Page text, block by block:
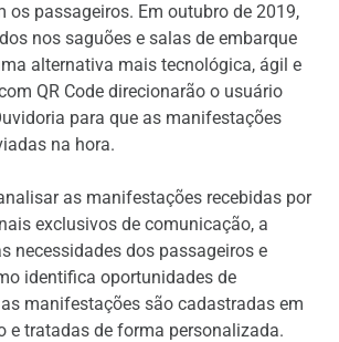
os passageiros. Em outubro de 2019,
nos saguões e salas de embarque
alternativa mais tecnológica, ágil e
QR Code direcionarão o usuário
para que as manifestações
na hora.
as manifestações recebidas por
exclusivos de comunicação, a
necessidades dos passageiros e
identifica oportunidades de
manifestações são cadastradas em
e tratadas de forma personalizada.